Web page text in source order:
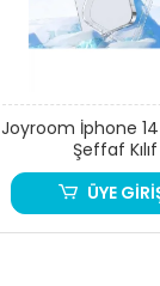
Kamera
Joyroom İphone
Şeffaf Kılıf
ÜYE